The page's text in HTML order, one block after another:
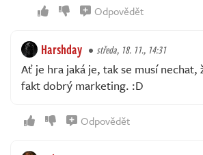
Odpovědět
Harshday středa, 18. 11., 14:31
Ať je hra jaká je, tak se musí nechat,
fakt dobrý marketing. :D
Odpovědět